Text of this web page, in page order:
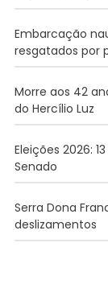
Embarcação
resgatados por
Morre aos 42
do Hercílio Luz
Eleições 2026:
Senado
Serra Dona
deslizamentos